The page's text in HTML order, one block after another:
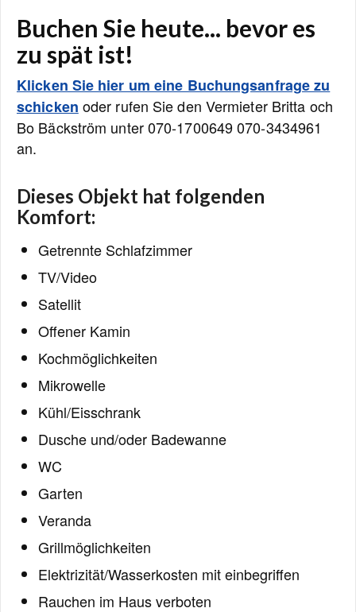
Buchen Sie heute... bevor es
zu spät ist!
Klicken Sie hier um eine Buchungsanfrage zu
schicken oder rufen Sie den Vermieter Britta och
Bo Bäckström unter 070-1700649 070-3434961
an.
Dieses Objekt hat folgenden
Komfort:
Getrennte Schlafzimmer
TV/Video
Satellit
Offener Kamin
Kochmöglichkeiten
Mikrowelle
Kühl/Eisschrank
Dusche und/oder Badewanne
WC
Garten
Veranda
Grillmöglichkeiten
Elektrizität/Wasserkosten mit einbegriffen
Rauchen im Haus verboten